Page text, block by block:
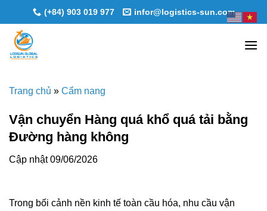
to
content
(+84) 903 019 977 infor@logistics-sun.com
Trang chủ » Cẩm nang
Vận chuyển Hàng quá khổ quá tải bằng
Đường hàng không
Cập nhật 09/06/2026
Trong bối cảnh nền kinh tế toàn cầu hóa, nhu cầu vận